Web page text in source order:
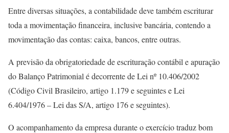
Entre diversas situações, a contabilidade deve também escriturar
toda a movimentação financeira, inclusive bancária, contendo a
movimentação das contas: caixa, bancos, entre outras.
A previsão da obrigatoriedade de escrituração contábil e apuração
do Balanço Patrimonial é decorrente de Lei nº 10.406/2002
(Código Civil Brasileiro, artigo 1.179 e seguintes e Lei
6.404/1976 – Lei das S/A, artigo 176 e seguintes).
O acompanhamento da empresa durante o exercício traduz bom